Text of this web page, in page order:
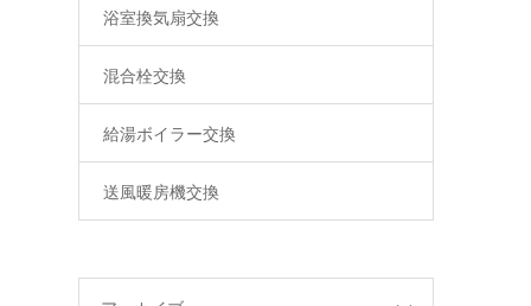
浴室換気扇交換
混合栓交換
給湯ボイラー交換
送風暖房機交換